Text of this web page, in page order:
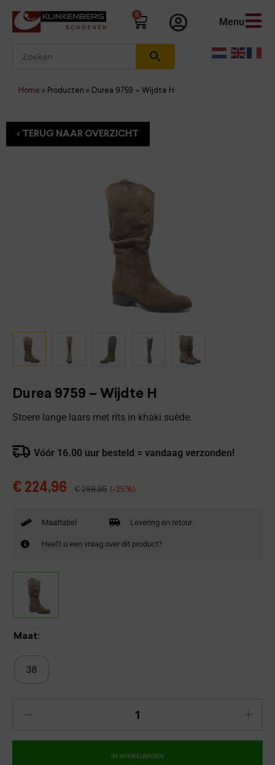
0
Menu
Home » Producten » Durea 9759 – Wijdte H
Durea 9759 – Wijdte H
Stoere lange laars met rits in khaki suède.
Vóór 16.00 uur besteld = vandaag verzonden!
€ 224,96 €299,95 (-25%)
Maattabel Levering en retour
Heeft u een vraag over dit product?
Maat:
38
IN WINKELWAGEN